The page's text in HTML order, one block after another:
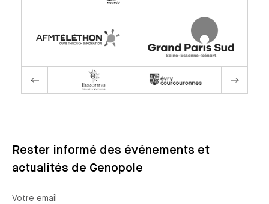
Rester informé des événements et
actualités de Genopole